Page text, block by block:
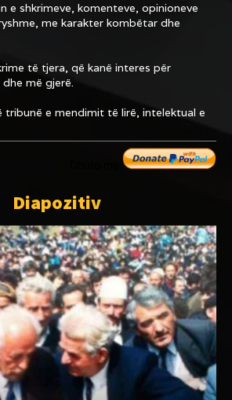
e shkrimeve, komenteve, opinioneve
me karakter kombëtar dhe
të tjera, që kanë interes për
më gjerë.
tribunë e mendimit të lirë, intelektual e
Diapozitiv